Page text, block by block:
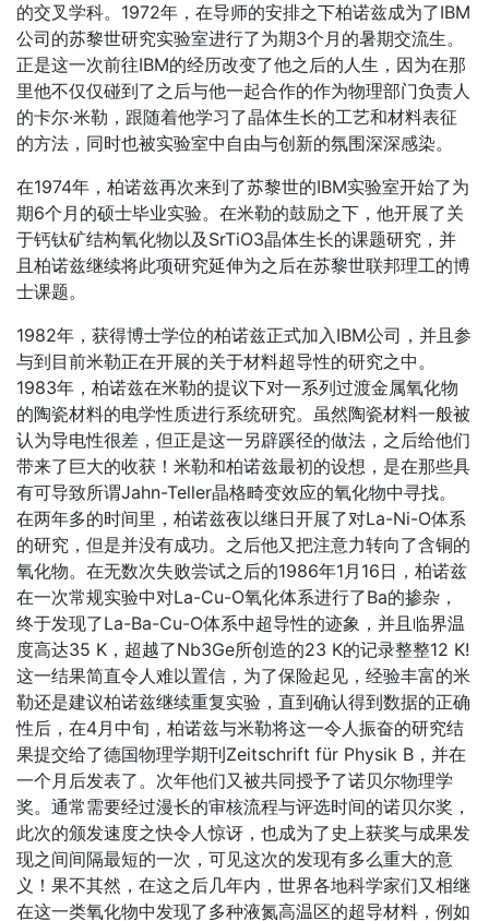
的交叉学科。1972年，在导师的安排之下柏诺兹成为了IBM
公司的苏黎世研究实验室进行了为期3个月的暑期交流生。
正是这一次前往IBM的经历改变了他之后的人生，因为在那
里他不仅仅碰到了之后与他一起合作的作为物理部门负责人
的卡尔·米勒，跟随着他学习了晶体生长的工艺和材料表征
的方法，同时也被实验室中自由与创新的氛围深深感染。
在1974年，柏诺兹再次来到了苏黎世的IBM实验室开始了为
期6个月的硕士毕业实验。在米勒的鼓励之下，他开展了关
于钙钛矿结构氧化物以及SrTiO3晶体生长的课题研究，并
且柏诺兹继续将此项研究延伸为之后在苏黎世联邦理工的博
士课题。
1982年，获得博士学位的柏诺兹正式加入IBM公司，并且参
与到目前米勒正在开展的关于材料超导性的研究之中。
1983年，柏诺兹在米勒的提议下对一系列过渡金属氧化物
的陶瓷材料的电学性质进行系统研究。虽然陶瓷材料一般被
认为导电性很差，但正是这一另辟蹊径的做法，之后给他们
带来了巨大的收获！米勒和柏诺兹最初的设想，是在那些具
有可导致所谓Jahn-Teller晶格畸变效应的氧化物中寻找。
在两年多的时间里，柏诺兹夜以继日开展了对La-Ni-O体系
的研究，但是并没有成功。之后他又把注意力转向了含铜的
氧化物。在无数次失败尝试之后的1986年1月16日，柏诺兹
在一次常规实验中对La-Cu-O氧化体系进行了Ba的掺杂，
终于发现了La-Ba-Cu-O体系中超导性的迹象，并且临界温
度高达35 K，超越了Nb3Ge所创造的23 K的记录整整12 K!
这一结果简直令人难以置信，为了保险起见，经验丰富的米
勒还是建议柏诺兹继续重复实验，直到确认得到数据的正确
性后，在4月中旬，柏诺兹与米勒将这一令人振奋的研究结
果提交给了德国物理学期刊Zeitschrift für Physik B，并在
一个月后发表了。次年他们又被共同授予了诺贝尔物理学
奖。通常需要经过漫长的审核流程与评选时间的诺贝尔奖，
此次的颁发速度之快令人惊讶，也成为了史上获奖与成果发
现之间间隔最短的一次，可见这次的发现有多么重大的意
义！果不其然，在这之后几年内，世界各地科学家们又相继
在这一类氧化物中发现了多种液氮高温区的超导材料，例如